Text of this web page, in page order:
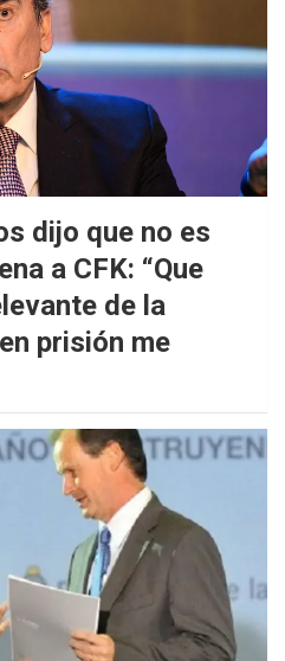
dijo que no es
a CFK: “Que
de la
prisión me